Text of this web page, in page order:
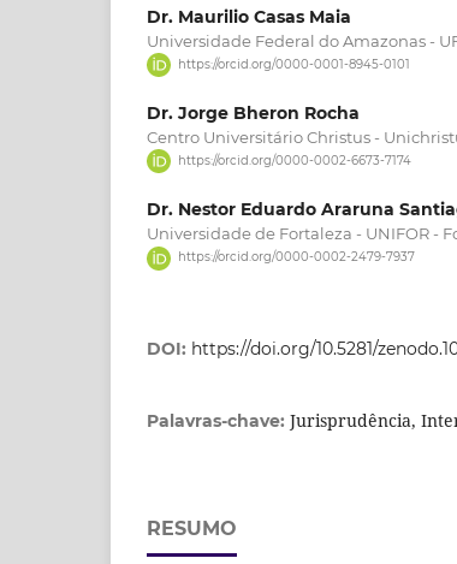
Dr. Maurilio Casas Maia
Universidade Federal do Amazonas -
https://orcid.org/0000-0001-8945-0101
Dr. Jorge Bheron Rocha
Centro Universitário Christus -
https://orcid.org/0000-0002-6673-7174
Dr. Nestor Eduardo Araruna
Universidade de Fortaleza - UNIFOR -
https://orcid.org/0000-0002-2479-7937
DOI: https://doi.org/10.5281/
Palavras-chave: Jurisprudência,
RESUMO